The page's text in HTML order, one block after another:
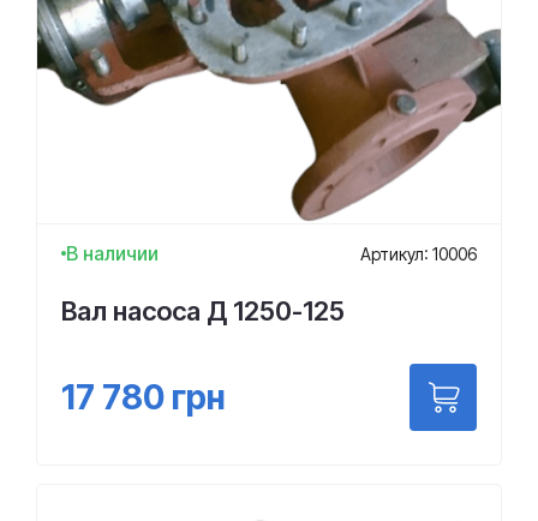
В наличии Артикул: 10006
Вал насоса Д 1250-125
17 780 грн